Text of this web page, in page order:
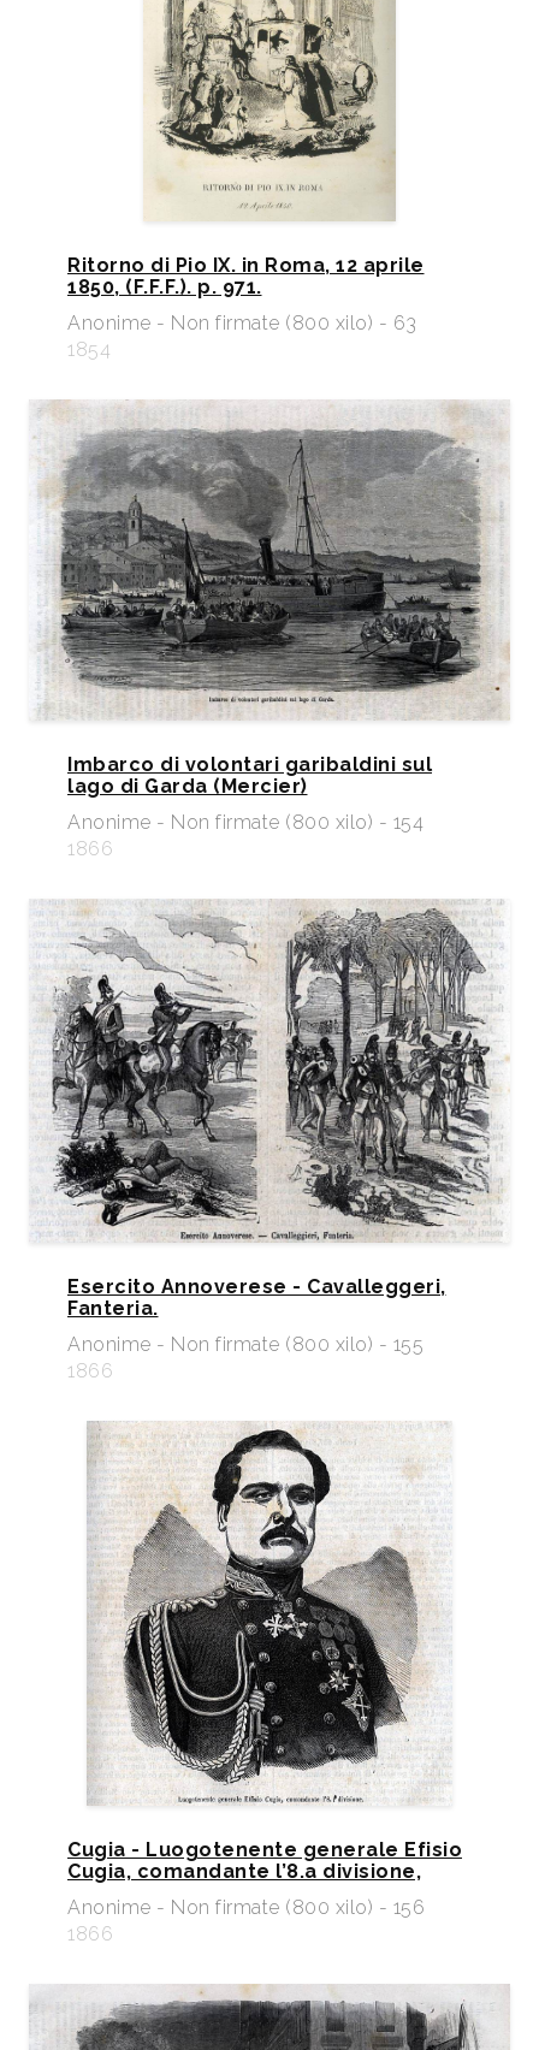
Ritorno di Pio IX. in Roma, 12 aprile
1850, (F.F.F.). p. 971.
Anonime - Non firmate (800 xilo) - 63
1854
Imbarco di volontari garibaldini sul
lago di Garda (Mercier)
Anonime - Non firmate (800 xilo) - 154
1866
Esercito Annoverese - Cavalleggeri,
Fanteria.
Anonime - Non firmate (800 xilo) - 155
1866
Cugia - Luogotenente generale Efisio
Cugia, comandante l’8.a divisione,
Anonime - Non firmate (800 xilo) - 156
1866